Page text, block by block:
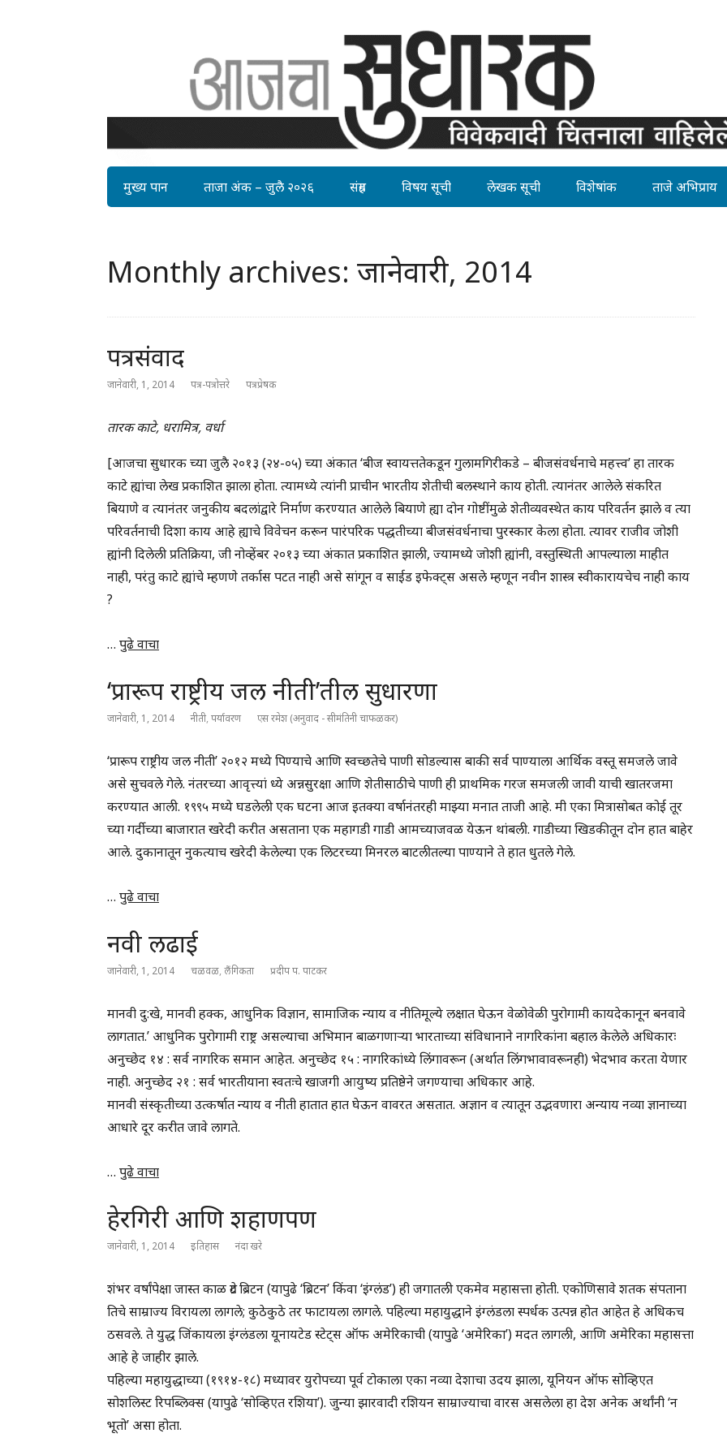
मुख्य पान ताजा अंक – जुलै २०२६ संग्रह विषय सूची लेखक सूची विशेषांक ताजे अभिप्राय
Monthly archives: जानेवारी, 2014
पत्रसंवाद
जानेवारी, 1, 2014 पत्र-पत्रोत्तरे पत्रप्रेषक
तारक काटे, धरामित्र, वर्धा
[आजचा सुधारक च्या जुलै २०१३ (२४-०५) च्या अंकात ‘बीज स्वायत्ततेकडून गुलामगिरीकडे – बीजसंवर्धनाचे महत्त्व’ हा तारक
काटे ह्यांचा लेख प्रकाशित झाला होता. त्यामध्ये त्यांनी प्राचीन भारतीय शेतीची बलस्थाने काय होती. त्यानंतर आलेले संकरित
बियाणे व त्यानंतर जनुकीय बदलांद्वारे निर्माण करण्यात आलेले बियाणे ह्या दोन गोष्टींमुळे शेतीव्यवस्थेत काय परिवर्तन झाले व त्या
परिवर्तनाची दिशा काय आहे ह्याचे विवेचन करून पारंपरिक पद्धतीच्या बीजसंवर्धनाचा पुरस्कार केला होता. त्यावर राजीव जोशी
ह्यांनी दिलेली प्रतिक्रिया, जी नोव्हेंबर २०१३ च्या अंकात प्रकाशित झाली, ज्यामध्ये जोशी ह्यांनी, वस्तुस्थिती आपल्याला माहीत
नाही, परंतु काटे ह्यांचे म्हणणे तर्कास पटत नाही असे सांगून व साईड इफेक्ट्स असले म्हणून नवीन शास्त्र स्वीकारायचेच नाही काय
?
… पुढे वाचा
‘प्रारूप राष्ट्रीय जल नीती’तील सुधारणा
जानेवारी, 1, 2014 नीती, पर्यावरण एस रमेश (अनुवाद - सीमंतिनी चाफळकर)
‘प्रारूप राष्ट्रीय जल नीती’ २०१२ मध्ये पिण्याचे आणि स्वच्छतेचे पाणी सोडल्यास बाकी सर्व पाण्याला आर्थिक वस्तू समजले जावे
असे सुचवले गेले. नंतरच्या आवृत्त्यां ध्ये अन्नसुरक्षा आणि शेतीसाठीचे पाणी ही प्राथमिक गरज समजली जावी याची खातरजमा
करण्यात आली. १९९५ मध्ये घडलेली एक घटना आज इतक्या वर्षानंतरही माझ्या मनात ताजी आहे. मी एका मित्रासोबत कोई तूर
च्या गर्दीच्या बाजारात खरेदी करीत असताना एक महागडी गाडी आमच्याजवळ येऊन थांबली. गाडीच्या खिडकीतून दोन हात बाहेर
आले. दुकानातून नुकत्याच खरेदी केलेल्या एक लिटरच्या मिनरल बाटलीतल्या पाण्याने ते हात धुतले गेले.
… पुढे वाचा
नवी लढाई
जानेवारी, 1, 2014 चळवळ, लैंगिकता प्रदीप प. पाटकर
मानवी दु:खे, मानवी हक्क, आधुनिक विज्ञान, सामाजिक न्याय व नीतिमूल्ये लक्षात घेऊन वेळोवेळी पुरोगामी कायदेकानून बनवावे
लागतात.’ आधुनिक पुरोगामी राष्ट्र असल्याचा अभिमान बाळगणाऱ्या भारताच्या संविधानाने नागरिकांना बहाल केलेले अधिकारः
अनुच्छेद १४ : सर्व नागरिक समान आहेत. अनुच्छेद १५ : नागरिकांध्ये लिंगावरून (अर्थात लिंगभावावरूनही) भेदभाव करता येणार
नाही. अनुच्छेद २१ : सर्व भारतीयाना स्वतःचे खाजगी आयुष्य प्रतिष्ठेने जगण्याचा अधिकार आहे.
मानवी संस्कृतीच्या उत्कर्षात न्याय व नीती हातात हात घेऊन वावरत असतात. अज्ञान व त्यातून उद्भवणारा अन्याय नव्या ज्ञानाच्या
आधारे दूर करीत जावे लागते.
… पुढे वाचा
हेरगिरी आणि शहाणपण
जानेवारी, 1, 2014 इतिहास नंदा खरे
शंभर वर्षांपेक्षा जास्त काळ ग्रेट ब्रिटन (यापुढे ‘ब्रिटन’ किंवा ‘इंग्लंड’) ही जगातली एकमेव महासत्ता होती. एकोणिसावे शतक संपताना
तिचे साम्राज्य विरायला लागले; कुठेकुठे तर फाटायला लागले. पहिल्या महायुद्धाने इंग्लंडला स्पर्धक उत्पन्न होत आहेत हे अधिकच
ठसवले. ते युद्ध जिंकायला इंग्लंडला यूनायटेड स्टेट्स ऑफ अमेरिकाची (यापुढे ‘अमेरिका’) मदत लागली, आणि अमेरिका महासत्ता
आहे हे जाहीर झाले.
पहिल्या महायुद्धाच्या (१९१४-१८) मध्यावर युरोपच्या पूर्व टोकाला एका नव्या देशाचा उदय झाला, यूनियन ऑफ सोव्हिएत
सोशलिस्ट रिपब्लिक्स (यापुढे ‘सोव्हिएत रशिया’). जुन्या झारवादी रशियन साम्राज्याचा वारस असलेला हा देश अनेक अर्थांनी ‘न
भूतो’ असा होता.